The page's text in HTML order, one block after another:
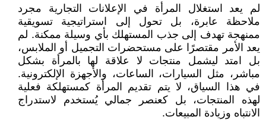
لم يعد استغلال المرأة في الإعلانات التجارية مجرد
ملاحظة عابرة، بل تحول إلى استراتيجية تسويقية
ممنهجة تهدف إلى جذب المستهلك بأي وسيلة ممكنة. لم
يعد الأمر مقتصرًا على مستحضرات التجميل أو الملابس،
بل امتد ليشمل منتجات لا علاقة لها بالمرأة بشكل
مباشر، مثل السيارات، الساعات، والأجهزة الإلكترونية.
في هذا السياق، لا يتم تقديم المرأة كمستهلكة فعلية
لهذه المنتجات، بل كعنصر جمالي يُستخدم لاستدراج
الانتباه وزيادة المبيعات.